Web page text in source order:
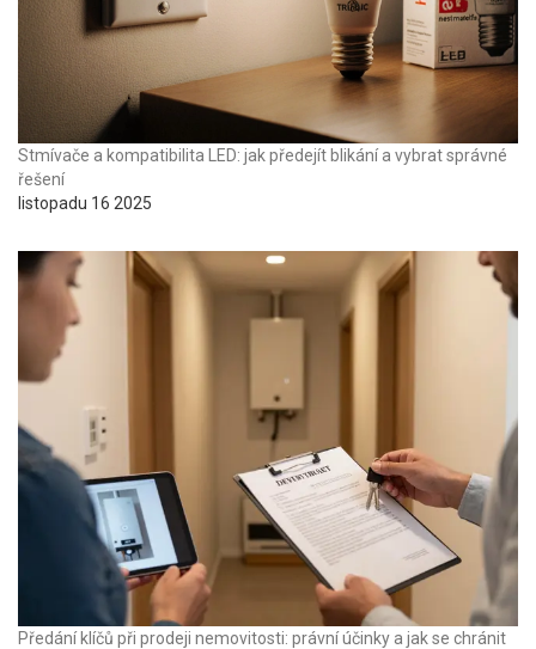
Stmívače a kompatibilita LED: jak předejít blikání a vybrat správné
řešení
listopadu 16 2025
Předání klíčů při prodeji nemovitosti: právní účinky a jak se chránit